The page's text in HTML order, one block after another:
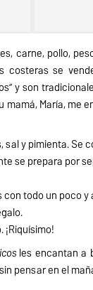
carne, pollo,
se
y son
María, me
y pimienta. Se
se prepara por
todo un poco
les encantan a
pensar en el